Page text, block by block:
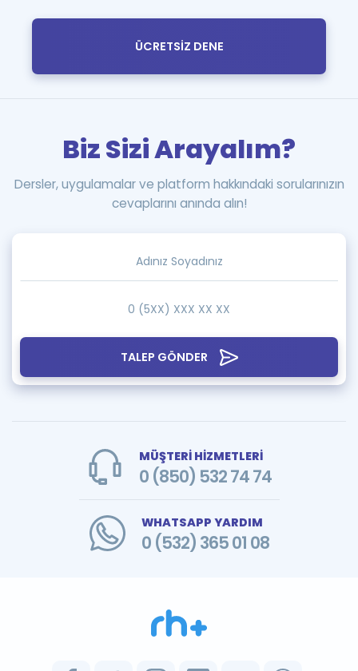
ÜCRETSİZ DENE
TALEP GÖNDER
Biz Sizi Arayalım?
Dersler, uygulamalar ve platform hakkındaki sorularınızın
cevaplarını anında alın!
MÜŞTERİ HİZMETLERİ
0 (850) 532 74 74
WHATSAPP YARDIM
0 (532) 365 01 08